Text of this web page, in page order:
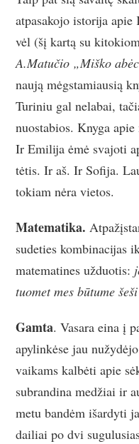
atpasakojo istorija
vėl (šį kartą su
A.Matučio „Miško
naują mėgstamiausią
Turiniu gal nelabai,
nuostabios. Knyga
Ir Emilija ėmė svajoti
tėtis. Ir aš. Ir Sofija.
tokiam nėra vietos.
Matematika.
sudeties kombinacijas
matematines užduotis:
tuomet mes būtume
Gamta. Vasara eina į
apylinkėse jau
vaikams kalbėti apie
subrandina medžiai ir
metu bandėm išardyti
dailiai po dvi